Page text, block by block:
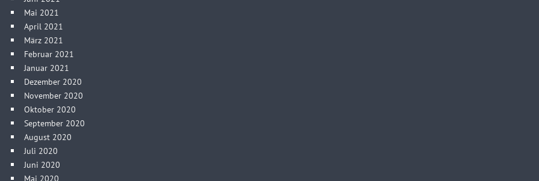
Mai 2021
April 2021
März 2021
Februar 2021
Januar 2021
Dezember 2020
November 2020
Oktober 2020
September 2020
August 2020
Juli 2020
Juni 2020
Mai 2020